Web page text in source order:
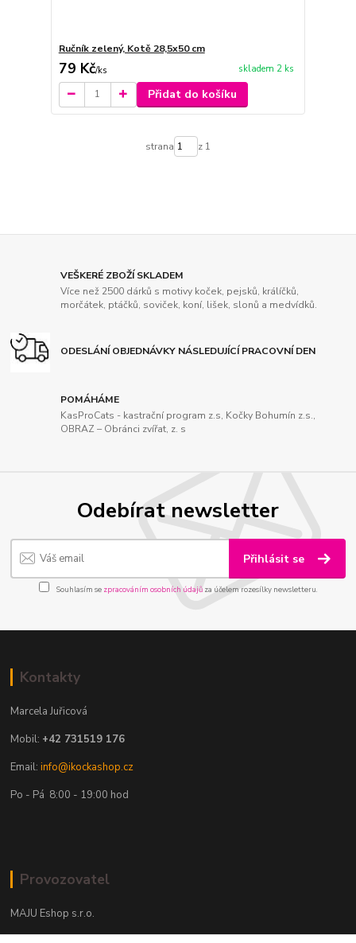
Ručník zelený, Kotě 28,5x50 cm
79 Kč/ks skladem 2 ks
Přidat do košíku
strana z 1
VEŠKERÉ ZBOŽÍ SKLADEM
Více než 2500 dárků s motivy koček, pejsků, králíčků,
morčátek, ptáčků, soviček, koní, lišek, slonů a medvídků.
ODESLÁNÍ OBJEDNÁVKY NÁSLEDUJÍCÍ PRACOVNÍ DEN
POMÁHÁME
KasProCats - kastrační program z.s, Kočky Bohumín z.s.,
OBRAZ – Obránci zvířat, z. s
Odebírat newsletter
Přihlásit se
Souhlasím se zpracováním osobních údajůza účelem rozesílky newsletteru.
Kontakty
Marcela Juřicová
Mobil: +42 731519 176
Email:info@ikockashop.cz
Po - Pá 8:00 - 19:00 hod
Provozovatel
MAJU Eshop s.r.o.